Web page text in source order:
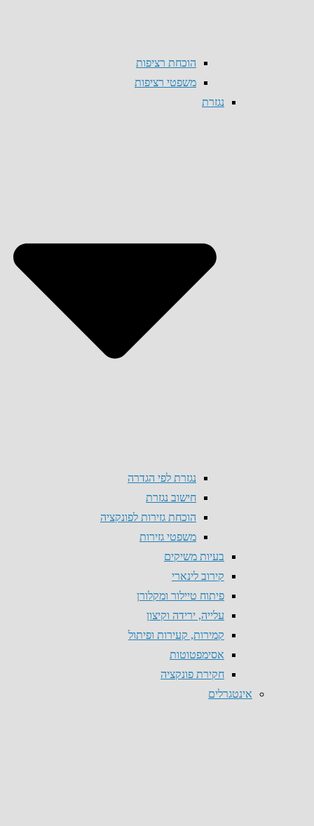
הוכחת רציפות
משפטי רציפות
נגזרת
נגזרת לפי הגדרה
חישוב נגזרת
הוכחת גזירות לפונקציה
משפטי גזירות
בעיות משיקים
קירוב לינארי
פיתוח טיילור ומקלורן
עלייה, ירידה וקיצון
קמירות, קעירות ופיתול
אסימפטוטות
חקירת פונקציה
אינטגרלים